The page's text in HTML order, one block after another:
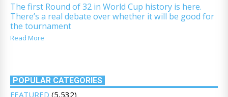
The first Round of 32 in World Cup history is here.
There’s a real debate over whether it will be good for
the tournament
Read More
POPULAR CATEGORIES
FEATURED (5,532)